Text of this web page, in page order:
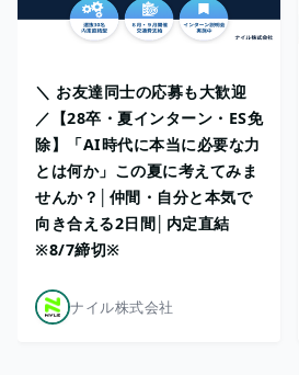
＼ お友達同士の応募も大歓迎
／【28卒・夏インターン・ES免
除】「AI時代に本当に必要な力
とは何か」この夏に考えてみま
せんか？│仲間・自分と本気で
向き合える2日間│内定直結
※8/7締切※
ナイル株式会社